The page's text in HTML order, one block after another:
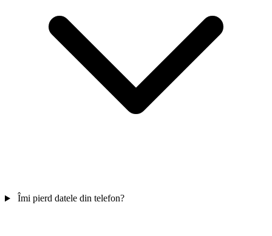
Îmi pierd datele din telefon?